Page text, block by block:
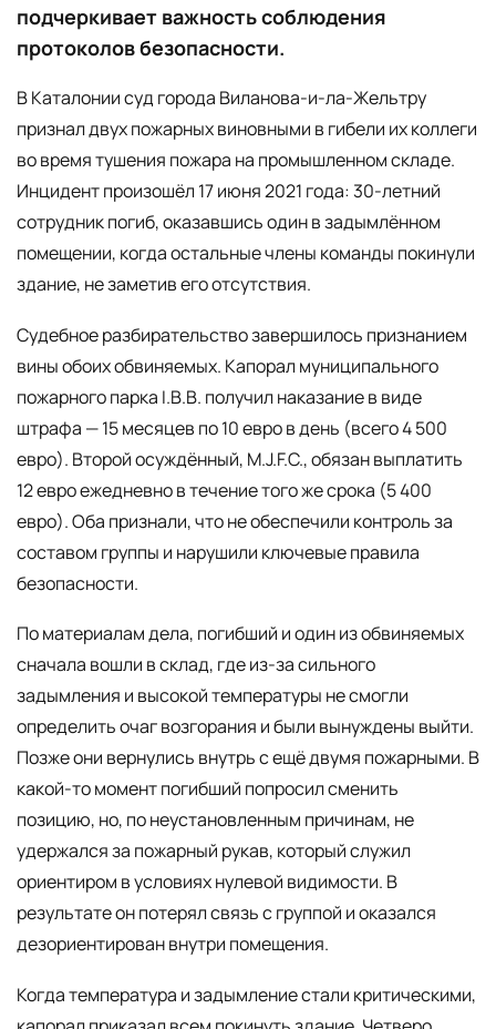
подчеркивает важность соблюдения
протоколов безопасности.
В Каталонии суд города Виланова-и-ла-Жельтру
признал двух пожарных виновными в гибели их коллеги
во время тушения пожара на промышленном складе.
Инцидент произошёл 17 июня 2021 года: 30-летний
сотрудник погиб, оказавшись один в задымлённом
помещении, когда остальные члены команды покинули
здание, не заметив его отсутствия.
Судебное разбирательство завершилось признанием
вины обоих обвиняемых. Капорал муниципального
пожарного парка I.B.B. получил наказание в виде
штрафа — 15 месяцев по 10 евро в день (всего 4 500
евро). Второй осуждённый, M.J.F.C., обязан выплатить
12 евро ежедневно в течение того же срока (5 400
евро). Оба признали, что не обеспечили контроль за
составом группы и нарушили ключевые правила
безопасности.
По материалам дела, погибший и один из обвиняемых
сначала вошли в склад, где из-за сильного
задымления и высокой температуры не смогли
определить очаг возгорания и были вынуждены выйти.
Позже они вернулись внутрь с ещё двумя пожарными. В
какой-то момент погибший попросил сменить
позицию, но, по неустановленным причинам, не
удержался за пожарный рукав, который служил
ориентиром в условиях нулевой видимости. В
результате он потерял связь с группой и оказался
дезориентирован внутри помещения.
Когда температура и задымление стали критическими,